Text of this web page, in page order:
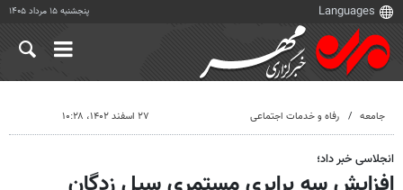
پنجشنبه ۱۵ مرداد ۱۴۰۵
جامعه رفاه و خدمات اجتماعی ۲۷ اسفند ۱۴۰۲، ۱۰:۲۸
انجلاسی خبر داد؛